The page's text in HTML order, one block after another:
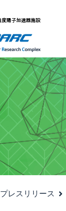
プレスリリース